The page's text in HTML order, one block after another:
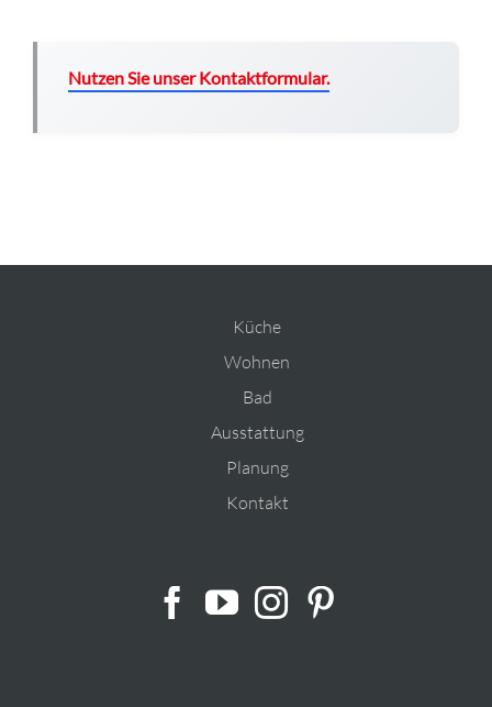
Nutzen Sie unser Kontaktformular.
Küche
Wohnen
Bad
Ausstattung
Planung
Kontakt